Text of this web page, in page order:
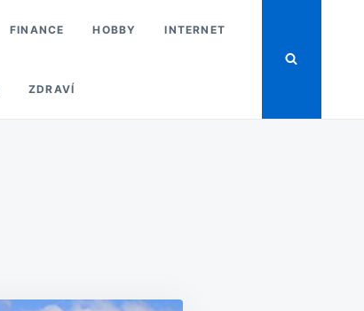
FINANCE HOBBY INTERNET
ZDRAVÍ